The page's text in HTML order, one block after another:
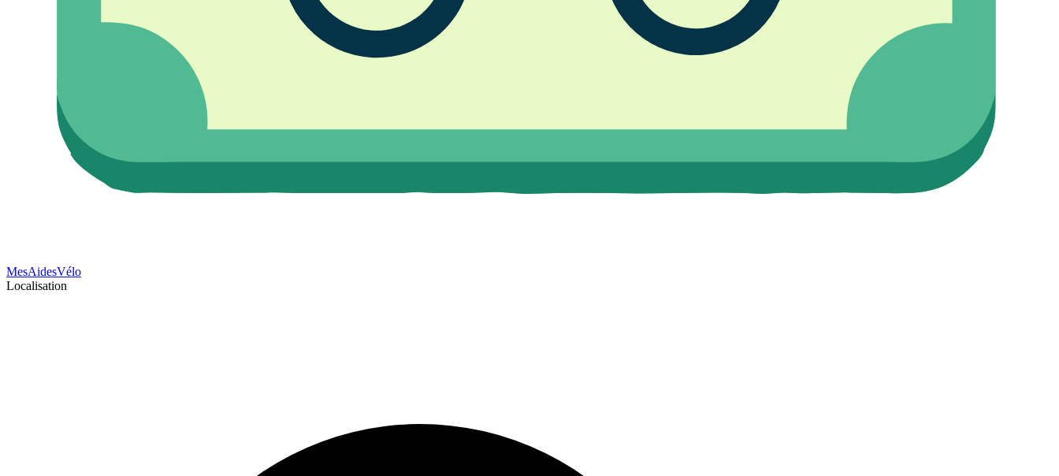
MesAidesVélo
Localisation